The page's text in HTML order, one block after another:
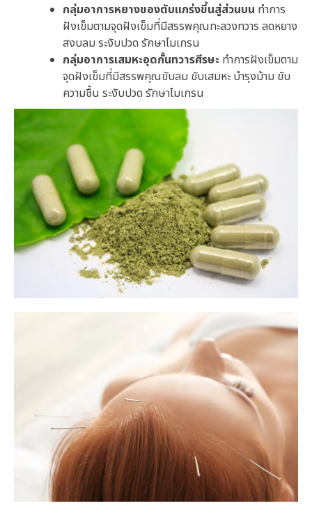
กลุ่มอาการหยางของตับแกร่งขึ้นสู่ส่วนบน ทำการ
ฝังเข็มตามจุดฝังเข็มที่มีสรรพคุณทะลวงทวาร ลดหยาง
สงบลม ระงับปวด รักษาไมเกรน
กลุ่มอาการเสมหะอุดกั้นทวารศีรษะ ทำการฝังเข็มตาม
จุดฝังเข็มที่มีสรรพคุณขับลม ขับเสมหะ บำรุงม้าม ขับ
ความชื้น ระงับปวด รักษาไมเกรน